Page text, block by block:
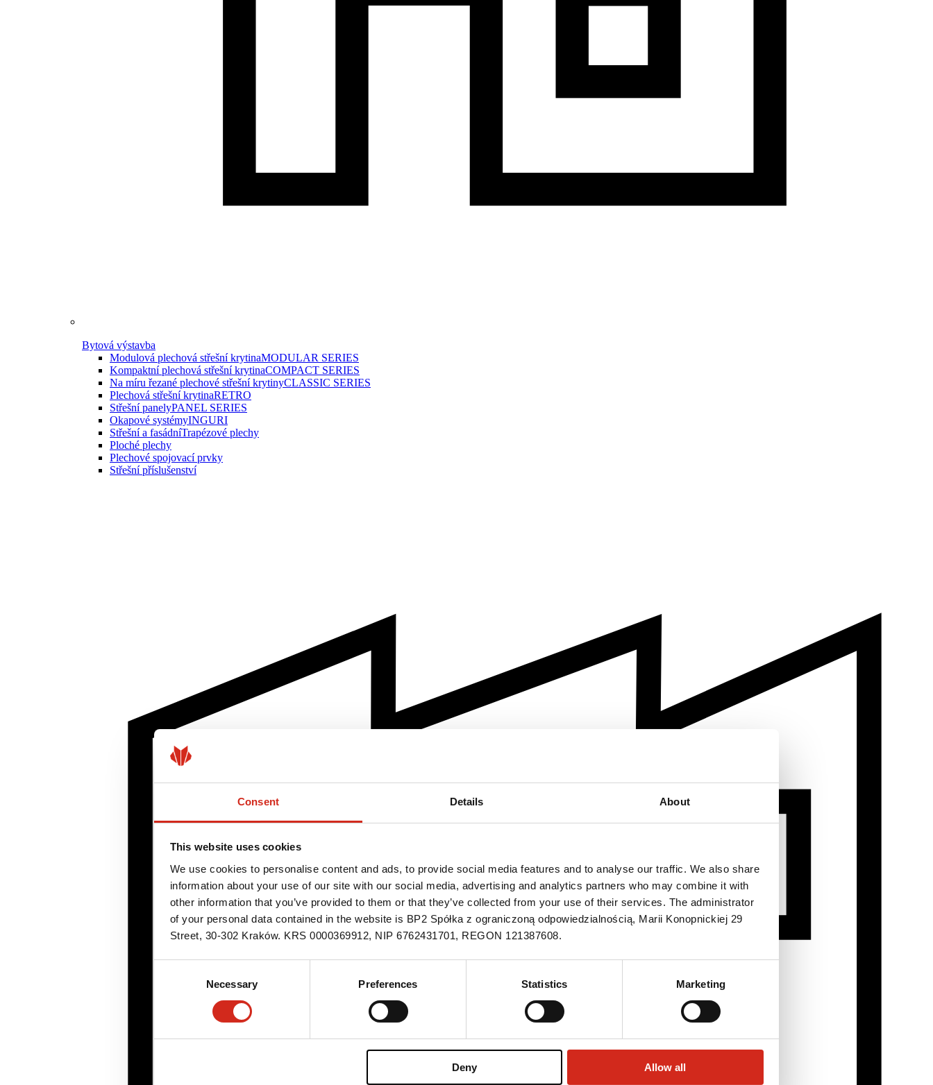
Consent Details About
This website uses cookies
We use cookies to personalise content and ads, to provide social media features and to analyse our traffic. We also share
information about your use of our site with our social media, advertising and analytics partners who may combine it with
other information that you’ve provided to them or that they’ve collected from your use of their services. The administrator
of your personal data contained in the website is BP2 Spółka z ograniczoną odpowiedzialnością, Marii Konopnickiej 29
Street, 30-302 Kraków. KRS 0000369912, NIP 6762431701, REGON 121387608.
Necessary Preferences Statistics Marketing
Deny Allow all
Bytová výstavba
Modulová plechová střešní krytinaMODULAR SERIES
Kompaktní plechová střešní krytinaCOMPACT SERIES
Na míru řezané plechové střešní krytinyCLASSIC SERIES
Plechová střešní krytinaRETRO
Střešní panelyPANEL SERIES
Okapové systémyINGURI
Střešní a fasádníTrapézové plechy
Ploché plechy
Plechové spojovací prvky
Střešní příslušenství